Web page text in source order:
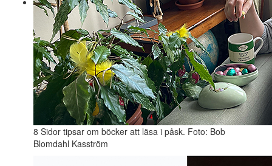
8 Sidor tipsar om böcker att läsa i påsk. Foto: Bob
Blomdahl Kasström